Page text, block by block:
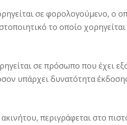
σε φορολογούμενο, ο
το οποίο
σε πρόσωπο που έχει
υπάρχει δυνατότητα
περιγράφεται στο